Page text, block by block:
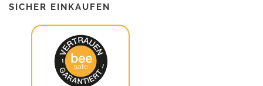
SICHER EINKAUFEN